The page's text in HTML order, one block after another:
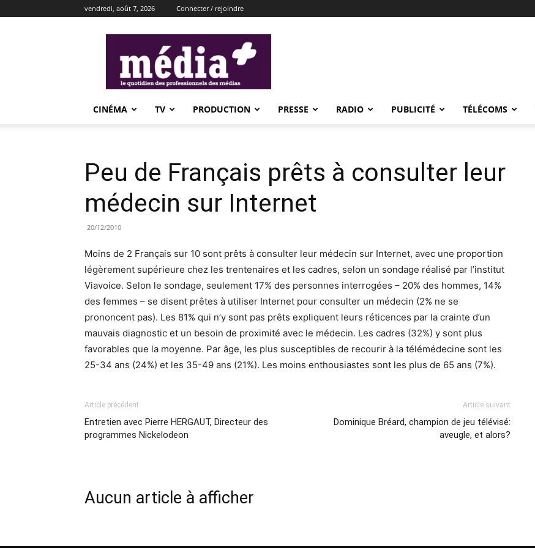
vendredi, août 7, 2026 Connecter / rejoindre
CINÉMA TV PRODUCTION PRESSE RADIO PUBLICITÉ TÉLÉCOMS
Peu de Français prêts à consulter leur
médecin sur Internet
20/12/2010
Moins de 2 Français sur 10 sont prêts à consulter leur médecin sur Internet, avec une proportion
légèrement supérieure chez les trentenaires et les cadres, selon un sondage réalisé par l’institut
Viavoice. Selon le sondage, seulement 17% des personnes interrogées – 20% des hommes, 14%
des femmes – se disent prêtes à utiliser Internet pour consulter un médecin (2% ne se
prononcent pas). Les 81% qui n’y sont pas prêts expliquent leurs réticences par la crainte d’un
mauvais diagnostic et un besoin de proximité avec le médecin. Les cadres (32%) y sont plus
favorables que la moyenne. Par âge, les plus susceptibles de recourir à la télémédecine sont les
25-34 ans (24%) et les 35-49 ans (21%). Les moins enthousiastes sont les plus de 65 ans (7%).
Article précédent
Entretien avec Pierre HERGAUT, Directeur des
programmes Nickelodeon
Article suivant
Dominique Bréard, champion de jeu télévisé:
aveugle, et alors?
Aucun article à afficher